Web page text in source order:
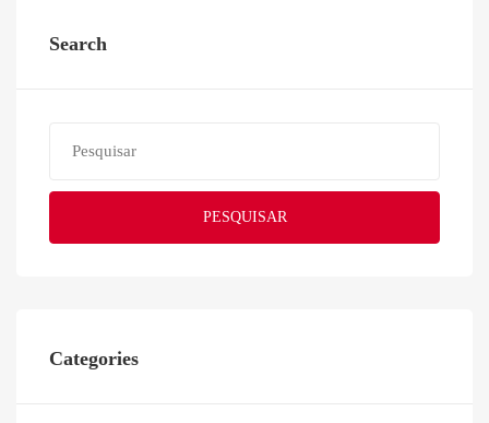
Search
PESQUISAR
Categories